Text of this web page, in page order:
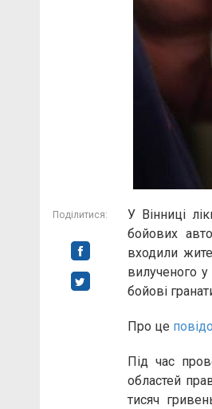
Поділитися:
У Вінниці
бойових
входили
вилученого
бойові
Про це
Під час
областей
тисяч